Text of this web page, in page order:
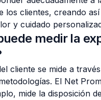
los clientes, creando
y cuidado
medir la
cliente se mide a
El Net
mide la disposición